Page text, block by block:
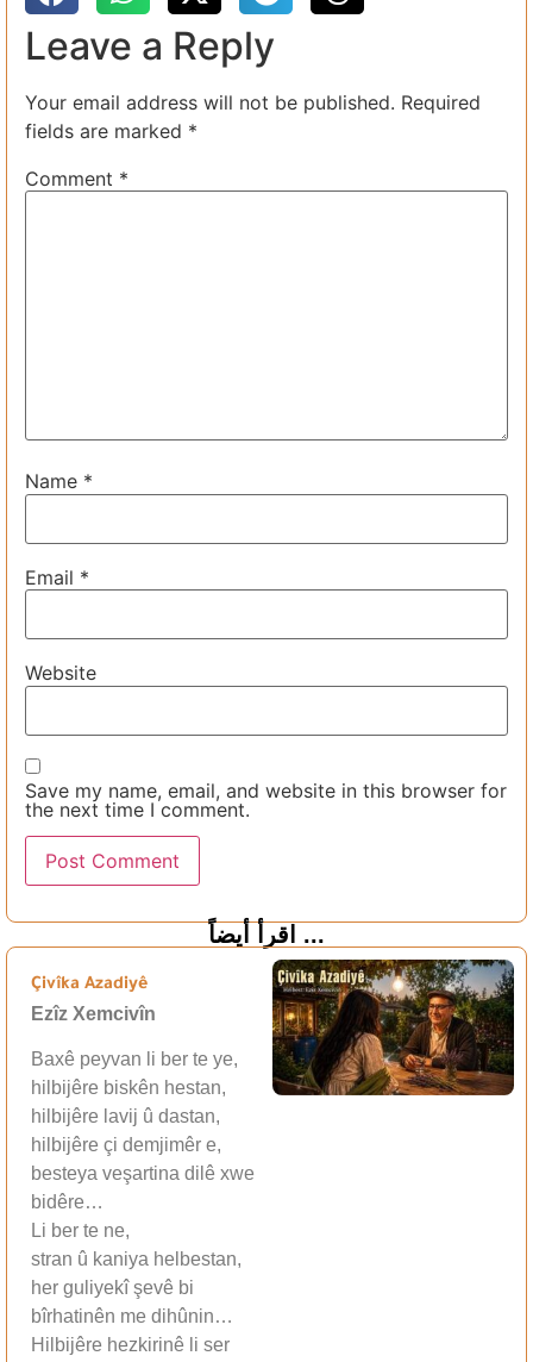
Leave a Reply
Your email address will not be published. Required
fields are marked *
Comment *
Name *
Email *
Website
Save my name, email, and website in this browser for
the next time I comment.
اقرأ أيضاً ...
Çivîka Azadiyê
Ezîz Xemcivîn
Baxê peyvan li ber te ye,
hilbijêre biskên hestan,
hilbijêre lavij û dastan,
hilbijêre çi demjimêr e,
besteya veşartina dilê xwe
bidêre…
Li ber te ne,
stran û kaniya helbestan,
her guliyekî şevê bi
bîrhatinên me dihûnin…
Hilbijêre hezkirinê li ser